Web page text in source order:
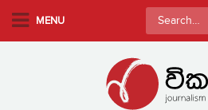
MENU
Search
for: